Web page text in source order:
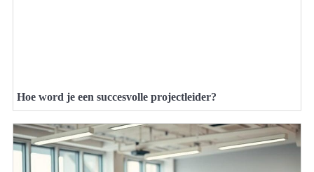
Hoe word je een succesvolle projectleider?